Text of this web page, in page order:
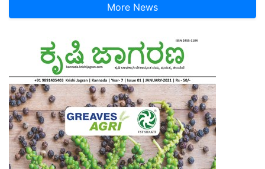
More News